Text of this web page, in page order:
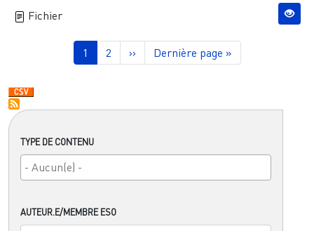
TYPE DE CONTENU
AUTEUR.E/MEMBRE ESO
Fichier
Pagination
Page courante
1 Page
2 Page suivante
›› Dernière page
Dernière page »